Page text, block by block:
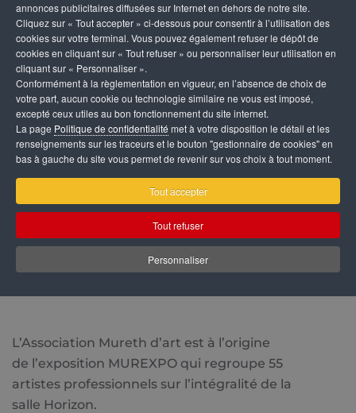
annonces publicitaires diffusées sur Internet en dehors de notre site.
Cliquez sur « Tout accepter » ci-dessous pour consentir à l’utilisation des
cookies sur votre terminal. Vous pouvez également refuser le dépôt de
cookies en cliquant sur « Tout refuser » ou personnaliser leur utilisation en
cliquant sur « Personnaliser ».
Conformément à la règlementation en vigueur, en l’absence de choix de
votre part, aucun cookie ou technologie similaire ne vous est imposé,
excepté ceux utiles au bon fonctionnement du site internet.
La page Politique de confidentialité met à votre disposition le détail et les
renseignements sur les traceurs et le bouton "gestionnaire de cookies" en
bas à gauche du site vous permet de revenir sur vos choix à tout moment.
Tout accepter
Tout refuser
Personnaliser
L’association a pour but de valoriser et
artistes ou artisans des métiers d’art
individuels du Muretains, avec pour
contribuer au développement culturel du
accompagnant la création artistique. Elle
ressources et les compétences de chacun et
l’offre culturelle en favorisant les rencontres
artistes et le public, et cela dans le domaine des
visuels qui produisent des objets perçus
par l'œil. Ils englobent les arts plastiques
métiers d’art, le design auxquels
techniques nouvelles : la photographie, le
vidéo et l'art numérique, mais aussi les arts
L’Association Mureth d’art est à l’origine
de l’exposition MUREXPO qui regroupe 55
artistes professionnels sur l’intégralité de la
salle Horizon.